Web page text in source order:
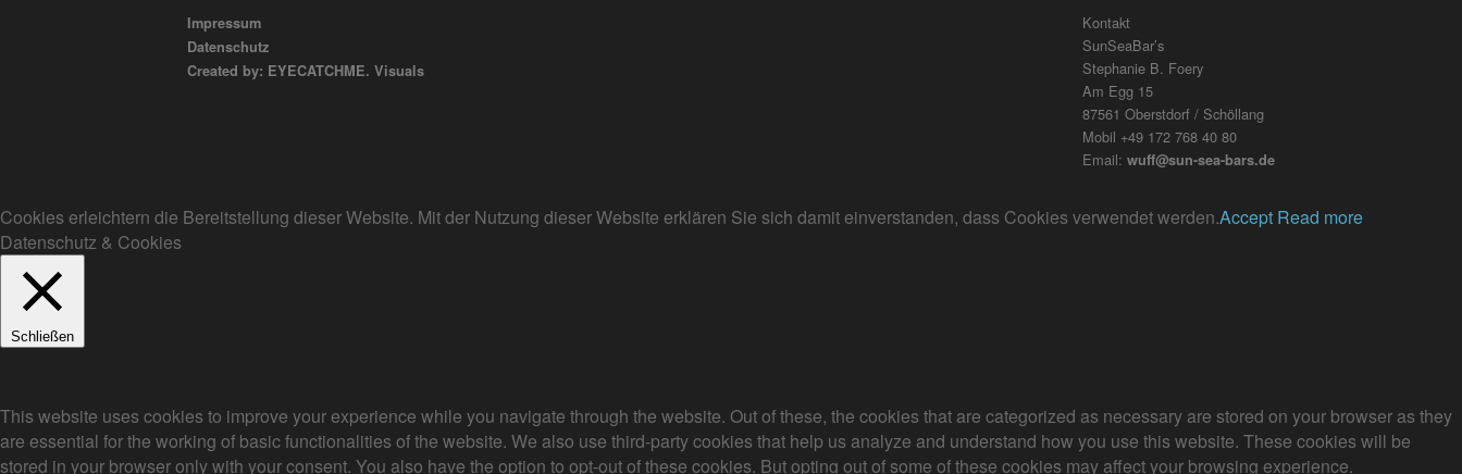
Impressum
Datenschutz
Created by: EYECATCHME. Visuals
Kontakt
SunSeaBar’s
Stephanie B. Foery
Am Egg 15
87561 Oberstdorf / Schöllang
Mobil +49 172 768 40 80
Email: wuff@sun-sea-bars.de
Cookies erleichtern die Bereitstellung dieser Website. Mit der Nutzung dieser Website erklären Sie sich damit einverstanden, dass Cookies verwendet werden.Accept Read more
Datenschutz & Cookies
Schließen
This website uses cookies to improve your experience while you navigate through the website. Out of these, the cookies that are categorized as necessary are stored on your browser as they
are essential for the working of basic functionalities of the website. We also use third-party cookies that help us analyze and understand how you use this website. These cookies will be
stored in your browser only with your consent. You also have the option to opt-out of these cookies. But opting out of some of these cookies may affect your browsing experience.